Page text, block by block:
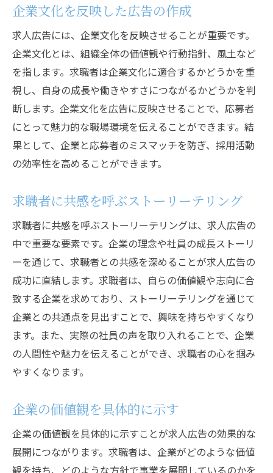
企業文化を反映した広告の作成
求人広告には、企業文化を反映させることが重要です。
企業文化とは、組織全体の価値観や行動指針、風土など
を指します。求職者は企業文化に適合するかどうかを重
視し、自身の成長や働きやすさにつながるかどうかを判
断します。企業文化を広告に反映させることで、応募者
にとって魅力的な職場環境を伝えることができます。結
果として、企業と応募者のミスマッチを防ぎ、採用活動
の効率性を高めることができます。
求職者に共感を呼ぶストーリーテリング
求職者に共感を呼ぶストーリーテリングは、求人広告の
中で重要な要素です。企業の理念や社員の成長ストーリ
ーを通じて、求職者との共感を深めることが求人広告の
成功に直結します。求職者は、自らの価値観や志向に合
致する企業を求めており、ストーリーテリングを通じて
企業との共通点を見出すことで、興味を持ちやすくなり
ます。また、実際の社員の声を取り入れることで、企業
の人間性や魅力を伝えることができ、求職者の心を掴み
やすくなります。
企業の価値観を具体的に示す
企業の価値観を具体的に示すことが求人広告の効果的な
展開につながります。求職者は、企業がどのような価値
観を持ち、どのような方針で事業を展開しているのかを